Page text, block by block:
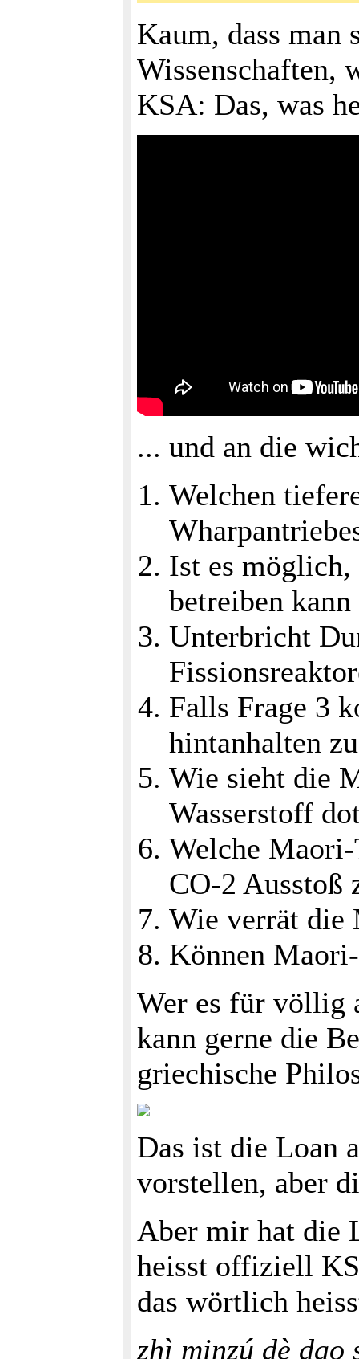
Kaum, dass man
Wissenschaften,
KSA: Das, was
... und an die
Welchen
Ist es möglich,
betreiben
Unterbricht
Falls Frage 3
hintanhalten
Wie sieht die
Wasserstoff
Welche
CO-2 Ausstoß
Wie verrät die
Können
Wer es für völlig
kann gerne die
griechische
Das ist die Loan
vorstellen, aber
Aber mir hat die
heisst offiziell
das wörtlich
zhì minzú dè dao